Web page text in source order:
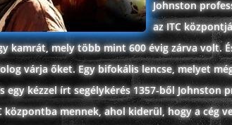
Johnston
az ITC
kamrát, mely több mint 600 évig zárva volt.
várja őket. Egy bifokális lencse, melyet
egy kézzel írt segélykérés 1357-ből Johnston
központba mennek, ahol kiderül, hogy a cég